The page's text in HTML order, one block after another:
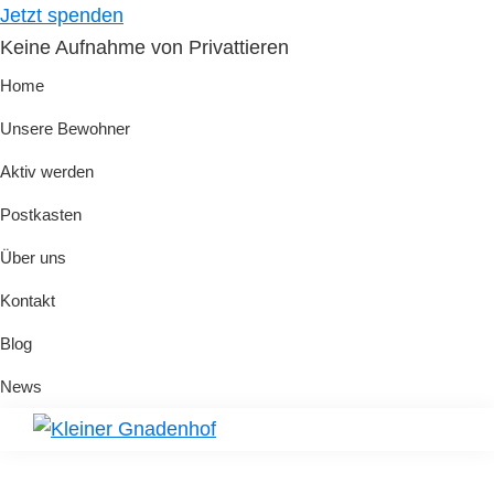
Skip
to
primary
Skip
to
main
Jetzt spenden
Keine Aufnahme von Privattieren
Home
Unsere Bewohner
Aktiv werden
Postkasten
Über uns
Kontakt
Blog
News